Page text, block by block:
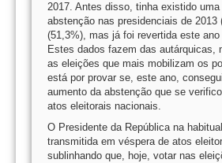
2017. Antes disso, tinha existido uma
abstenção nas presidenciais de 2013
(51,3%), mas já foi revertida este ano
Estes dados fazem das autárquicas,
as eleições que mais mobilizam os
está por provar se, este ano,
aumento da abstenção que se
atos eleitorais nacionais.
O Presidente da República na
transmitida em véspera de atos
sublinhando que, hoje, votar nas